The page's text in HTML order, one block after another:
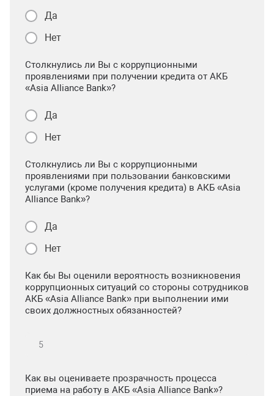
Да
Нет
Столкнулись ли Вы с коррупционными
проявлениями при получении кредита от АКБ
«Asia Alliance Bank»?
Да
Нет
Столкнулись ли Вы с коррупционными
проявлениями при пользовании банковскими
услугами (кроме получения кредита) в АКБ «Asia
Alliance Bank»?
Да
Нет
Как бы Вы оценили вероятность возникновения
коррупционных ситуаций со стороны сотрудников
АКБ «Asia Alliance Bank» при выполнении ими
своих должностных обязанностей?
Как вы оцениваете прозрачность процесса
приема на работу в АКБ «Asia Alliance Bank»?